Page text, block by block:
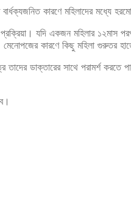
কারণে মহিলাদের মধ্যে
যদি একজন মহিলার
কারণে কিছু মহিলা গুরুতর
ডাক্তারের সাথে পরামর্শ করতে